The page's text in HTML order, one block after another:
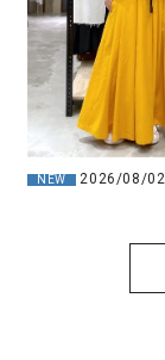
NEW 2026/08/02